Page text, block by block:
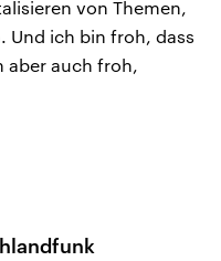
von Themen,
Und ich bin froh, dass
aber auch froh,